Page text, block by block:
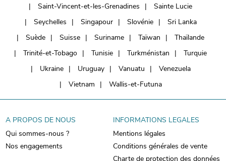
Saint-Vincent-et-les-Grenadines
Sainte Lucie
Seychelles
Singapour Slovénie
Sri Lanka
Suède
Suisse Suriname Taïwan
Thaïlande
Trinité-et-Tobago
Tunisie Turkménistan
Turquie
Ukraine
Uruguay Vanuatu
Venezuela
Vietnam
Wallis-et-Futuna
A PROPOS DE NOUS
Qui sommes-nous ?
Nos engagements
INFORMATIONS LEGALES
Mentions légales
Conditions générales de vente
Charte de protection des données